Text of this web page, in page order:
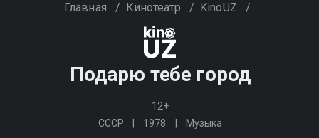
Главная / Кинотеатр / KinoUZ /
Подарю тебе город
12+
СССР
1978 Музыка